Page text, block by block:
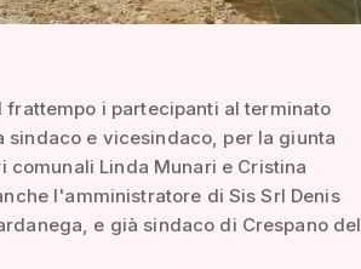
i partecipanti al terminato
sindaco e vicesindaco, per la giunta
comunali Linda Munari e Cristina
l'amministratore di Sis Srl Denis
e già sindaco di Crespano del